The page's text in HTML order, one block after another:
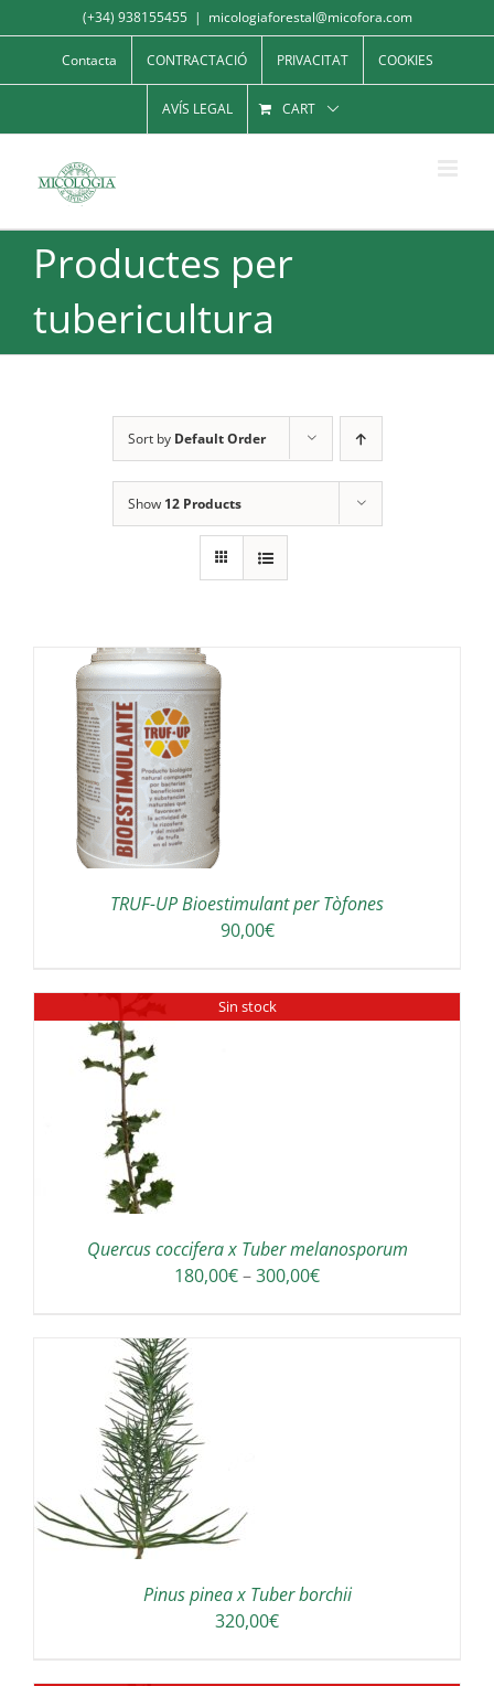
to
content
(+34) 938155455 | micologiaforestal@micofora.com
Contacta CONTRACTACIÓ PRIVACITAT COOKIES
AVÍS LEGAL CART
Productes per
tubericultura
Sort by Default Order
Show 12 Products
TRUF-UP Bioestimulant per Tòfones
90,00€
Sin stock
Quercus coccifera x Tuber melanosporum
180,00€–300,00€Interval
Pinus pinea x Tuber borchii
320,00€